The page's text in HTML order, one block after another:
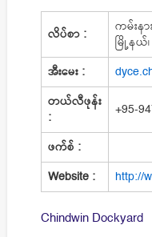
လိပ်စာ :
ကမ်းန
မြို့နယ်
အီးမေး :
တယ်လီဖုန်း
:
+95-
ဖက်စ် :
Website : http://
Chindwin Dockyard